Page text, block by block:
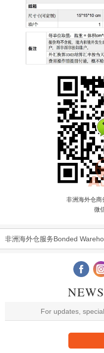
非洲海外仓商
微
非洲海外仓服务Bonded